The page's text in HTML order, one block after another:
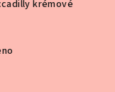
krémové